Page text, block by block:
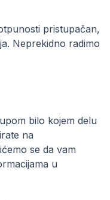
pristupačan,
Neprekidno radimo
bilo kojem delu
na
se da vam
u